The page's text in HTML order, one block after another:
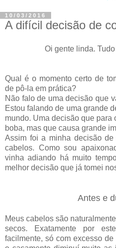
10/03/2016
A difícil decisão de
Oi gente linda.
Qual é o momento certo de
de pô-la em prática?
Não falo de uma decisão que
Estou falando de uma grande
mundo. Uma decisão que para
boba, mas que causa grande
Assim foi a minha decisão
cabelos. Como sou
vinha adiando há muito
melhor decisão que já tomei
Antes e
Meus cabelos são
secos. Exatamente por
facilmente, só com excesso